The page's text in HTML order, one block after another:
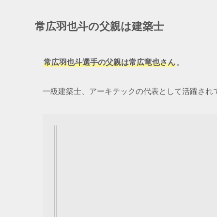
常広羽也斗の父親は建築士
常広羽也斗選手の父親は常広竜也さん 。
一級建築士、アーキテックの代表として活躍され